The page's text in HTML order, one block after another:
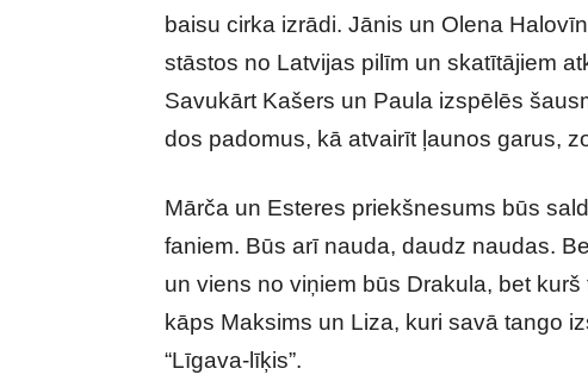
baisu cirka izrādi. Jānis un Olena
stāstos no Latvijas pilīm un skatītājiem
Savukārt Kašers un Paula izspēlēs
dos padomus, kā atvairīt ļaunos garus,
Mārča un Esteres priekšnesums būs
faniem. Būs arī nauda, daudz naudas.
un viens no viņiem būs Drakula, bet
kāps Maksims un Liza, kuri savā tango
“Līgava-līķis”.